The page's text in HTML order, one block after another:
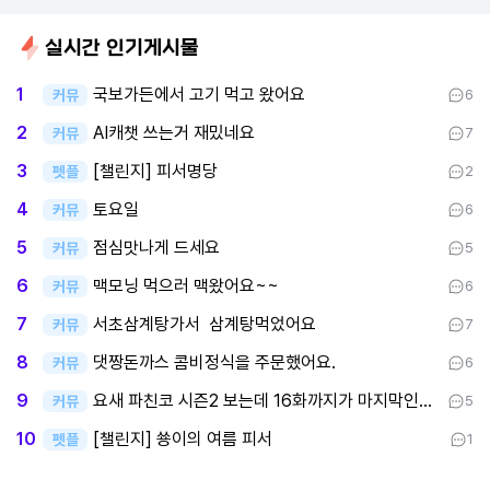
실시간 인기게시물
1 커뮤 국보가든에서 고기 먹고 왔어요 6
2 커뮤 AI캐챗 쓰는거 재밌네요 7
3 펫플 [챌린지] 피서명당 2
4 커뮤 토요일 6
5 커뮤 점심맛나게 드세요 5
6 커뮤 맥모닝 먹으러 맥왔어요~~ 6
7 커뮤 서초삼계탕가서 삼계탕먹었어요 7
8 커뮤 댓짱돈까스 콤비정식을 주문했어요. 6
9 커뮤 요새 파친코 시즌2 보는데 16화까지가 마지막인데 후반부까지 봤어요 5
10 펫플 [챌린지] 쑝이의 여름 피서 1